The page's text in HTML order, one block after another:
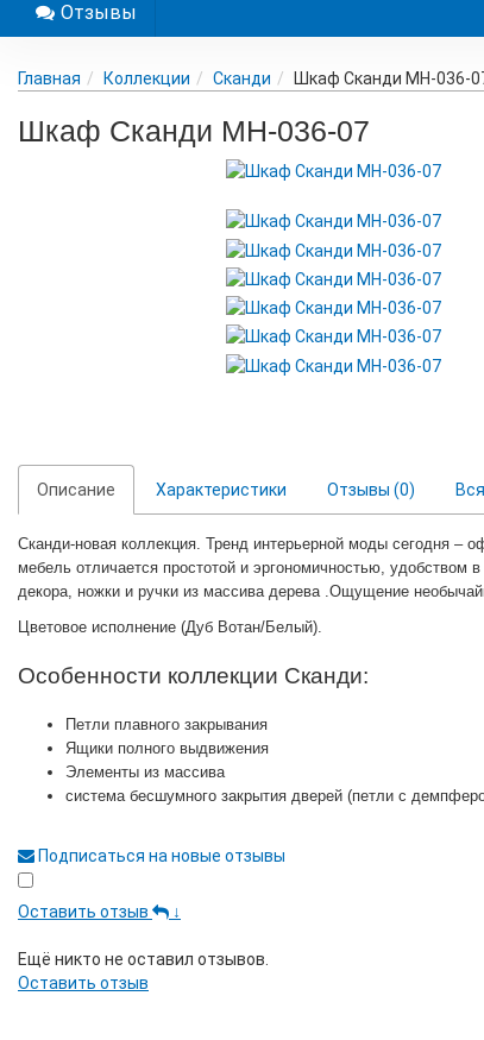
Отзывы
Главная Коллекции Сканди Шкаф Сканди МН-036-
Шкаф Сканди МН-036-07
Описание Характеристики Отзывы (0)
Сканди-новая коллекция. Тренд интерьерной моды сегодня –
мебель отличается простотой и эргономичностью, удобством
декора, ножки и ручки из массива дерева .Ощущение
Цветовое исполнение (Дуб Вотан/Белый).
Особенности коллекции Сканди:
Петли плавного закрывания
Ящики полного выдвижения
Элементы из массива
система бесшумного закрытия дверей (петли с
Подписаться на новые отзывы
Оставить отзыв ↓
Ещё никто не оставил отзывов.
Оставить отзыв